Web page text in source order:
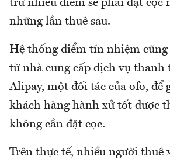
trừ nhiều điểm sẽ phải đặt cọc
những lần thuê sau.
Hệ thống điểm tín nhiệm cũng
từ nhà cung cấp dịch vụ thanh
Alipay, một đối tác của ofo, để
khách hàng hành xử tốt được
không cần đặt cọc.
Trên thực tế, nhiều người thuê